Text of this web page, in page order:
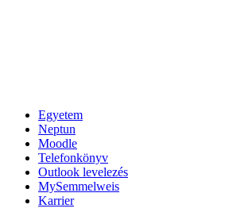
Egyetem
Neptun
Moodle
Telefonkönyv
Outlook levelezés
MySemmelweis
Karrier